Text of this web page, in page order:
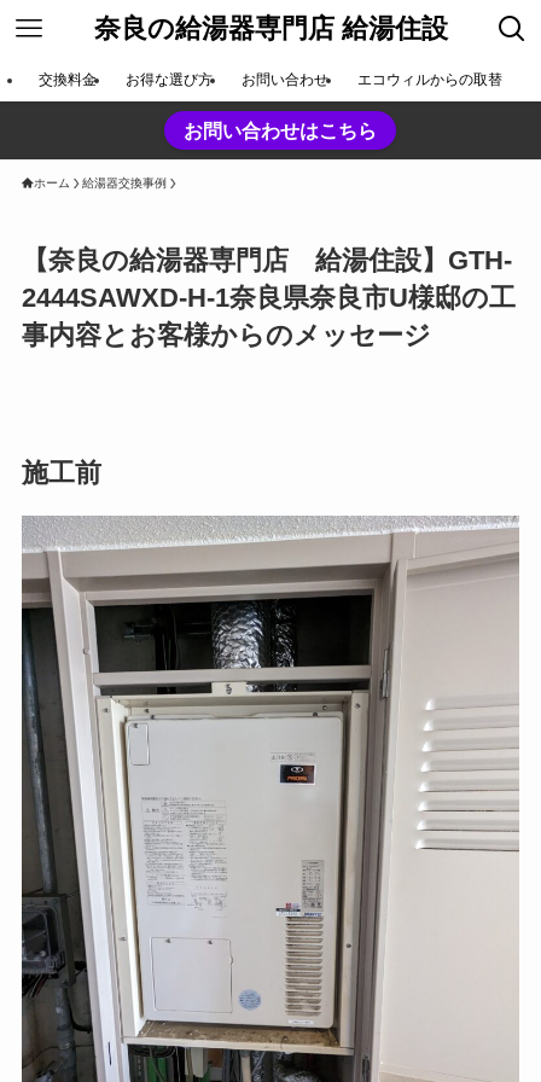
奈良の給湯器専門店 給湯住設
交換料金 お得な選び方 お問い合わせ エコウィルからの取替
お問い合わせはこちら
ホーム 給湯器交換事例
【奈良の給湯器専門店 給湯住設】GTH-
2444SAWXD-H-1奈良県奈良市U様邸の工
事内容とお客様からのメッセージ
施工前